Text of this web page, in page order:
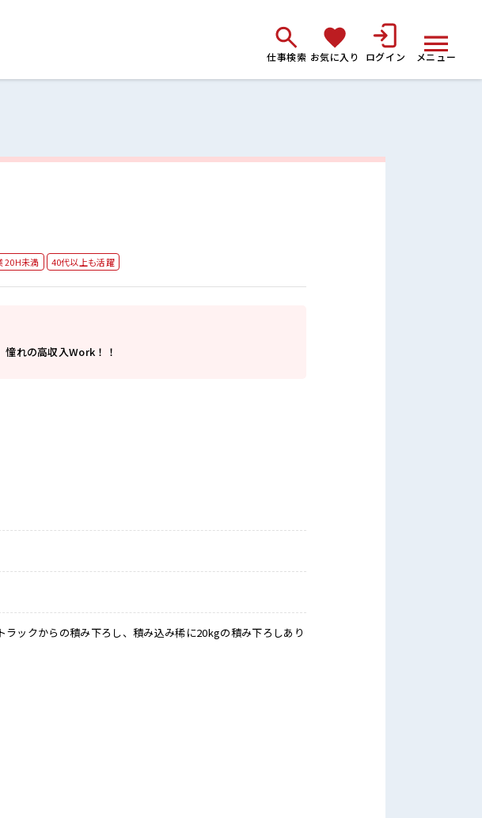
仕事検索 お気に入り ログイン メニュー
20H未満 40代以上も活躍
憧れの高収入Work！！
ックからの積み下ろし、積み込み稀に20kgの積み下ろしあり